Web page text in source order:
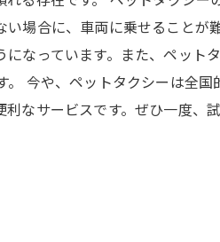
場合に、車両に乗せることが
なっています。また、ペット
今や、ペットタクシーは全国
なサービスです。ぜひ一度、